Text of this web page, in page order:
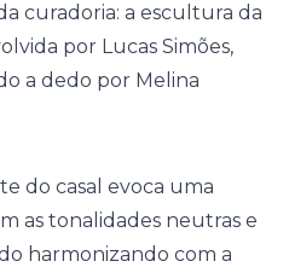
curadoria: a escultura da
por Lucas Simões,
a dedo por Melina
do casal evoca uma
as tonalidades neutras e
harmonizando com a